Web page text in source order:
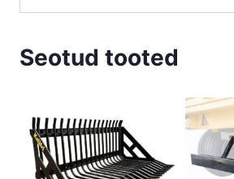
Seotud tooted